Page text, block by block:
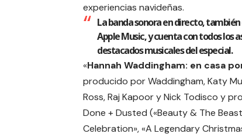
experiencias navideñas.
La banda sonora en directo,
Apple Music, y cuenta con todos los
destacados musicales del especial.
«Hannah Waddingham: en casa
producido por Waddingham, Katy
Ross, Raj Kapoor y Nick Todisco y
Done + Dusted («Beauty & The
Celebration», «A Legendary